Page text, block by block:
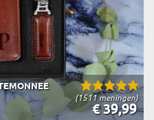
(1511 meningen)
€ 39,99